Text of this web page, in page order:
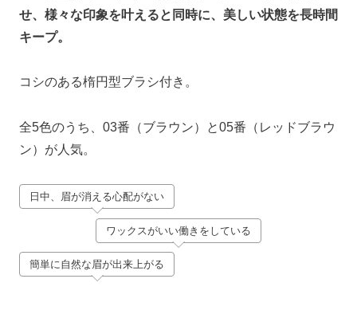
せ、様々な印象を叶えると同時に、美しい状態を長時間
キープ。
コシのある楕円型ブラシ付き。
全5色のうち、03番（ブラウン）と05番（レッドブラウ
ン）が人気。
日中、眉が消える心配がない
ワックスがいい働きをしている
簡単に自然な眉が出来上がる